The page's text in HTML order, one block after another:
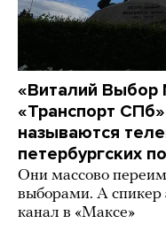
«Виталий Выбор
«Транспорт
называются
петербургских
Они массово
выборами. А спикер
канал в «Максе»